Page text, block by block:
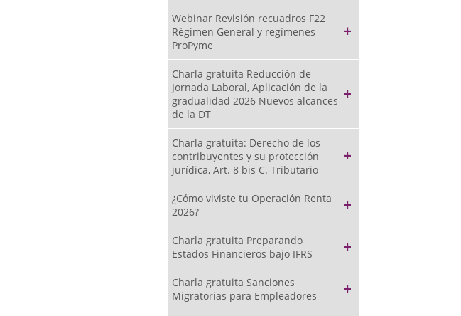
Webinar Revisión recuadros F22
Régimen General y regímenes
ProPyme
Charla gratuita Reducción de
Jornada Laboral, Aplicación de la
gradualidad 2026 Nuevos alcances
de la DT
Charla gratuita: Derecho de los
contribuyentes y su protección
jurídica, Art. 8 bis C. Tributario
¿Cómo viviste tu Operación Renta
2026?
Charla gratuita Preparando
Estados Financieros bajo IFRS
Charla gratuita Sanciones
Migratorias para Empleadores